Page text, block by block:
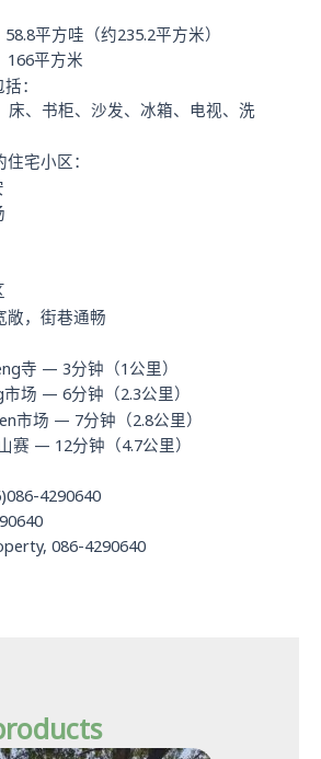
平方哇（约235.2平方米）
166平方米
：
床、书柜、沙发、冰箱、电视、洗
宅小区：
敞，街巷通畅
寺 — 3分钟（1公里）
场 — 6分钟（2.3公里）
市场 — 7分钟（2.8公里）
赛 — 12分钟（4.7公里）
4290640
086-4290640